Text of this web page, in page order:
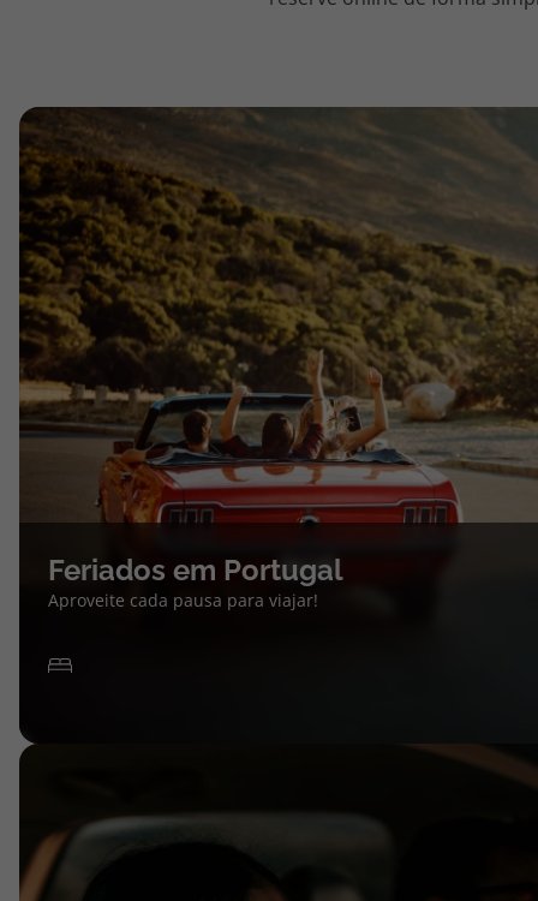
topatlantico@topatlantico.com
Feriados em Portugal
Aproveite cada pausa para viajar!